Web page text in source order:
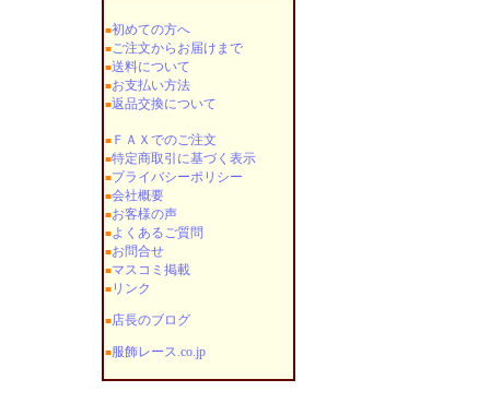
■初めての方へ
■ご注文からお届けまで
■送料について
■お支払い方法
■返品交換について
■ＦＡＸでのご注文
■特定商取引に基づく表示
■プライバシーポリシー
■会社概要
■お客様の声
■よくあるご質問
■お問合せ
■マスコミ掲載
■リンク
■店長のブログ
■服飾レース.co.jp